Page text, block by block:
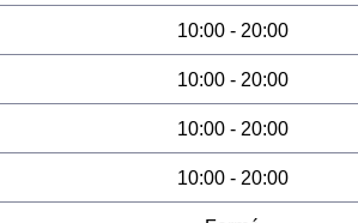
10:00 - 20:00
10:00 - 20:00
10:00 - 20:00
10:00 - 20:00